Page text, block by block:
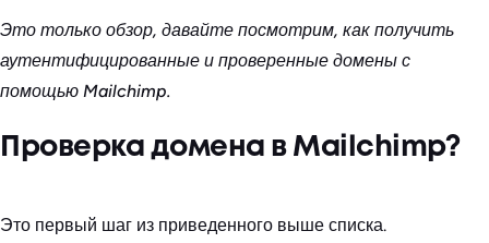
Это только обзор, давайте посмотрим, как получить
аутентифицированные и проверенные домены с
помощью Mailchimp.
Проверка домена в Mailchimp?
Это первый шаг из приведенного выше списка.